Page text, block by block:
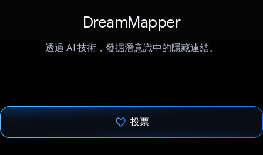
DreamMapper
透過 AI 技術，發掘潛意識中的隱藏連結。
投票